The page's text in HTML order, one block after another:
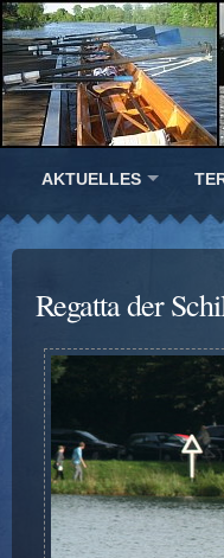
AKTUELLES
Regatta der